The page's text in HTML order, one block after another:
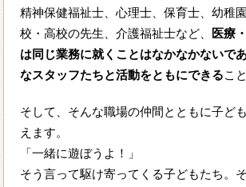
精神保健福祉士、心理士、保育士、幼稚
校・高校の先生、介護福祉士など、 医療
は同じ業務に就くことはなかなかないで
なスタッフたちと活動をともにできるこ
そして、そんな職場の仲間とともに子ど
えます。
「一緒に遊ぼうよ！」
そう言って駆け寄ってくる子どもたち。